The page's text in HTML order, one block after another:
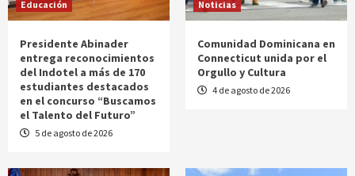
Educación
Presidente Abinader
entrega reconocimientos
del Indotel a más de 170
estudiantes destacados
en el concurso “Buscamos
el Talento del Futuro”
5 de agosto de 2026
Noticias
Comunidad Dominicana en
Connecticut unida por el
Orgullo y Cultura
4 de agosto de 2026